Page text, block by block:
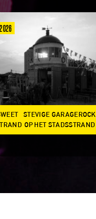
STEVIGE GARAGEROCK
OP HET STADSSTRAND